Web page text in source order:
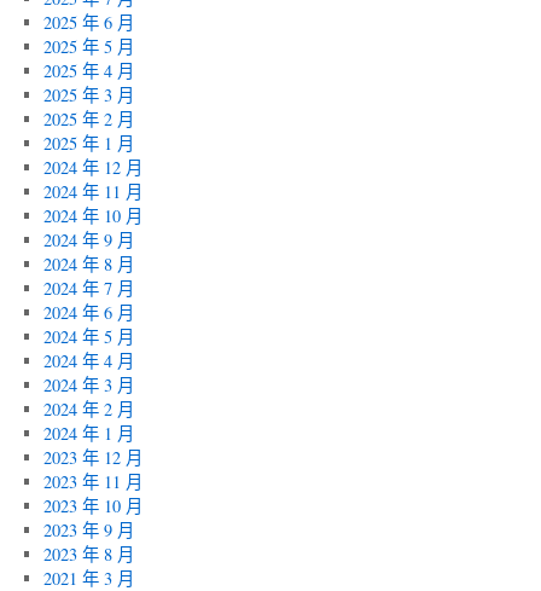
2025 年 6 月
2025 年 5 月
2025 年 4 月
2025 年 3 月
2025 年 2 月
2025 年 1 月
2024 年 12 月
2024 年 11 月
2024 年 10 月
2024 年 9 月
2024 年 8 月
2024 年 7 月
2024 年 6 月
2024 年 5 月
2024 年 4 月
2024 年 3 月
2024 年 2 月
2024 年 1 月
2023 年 12 月
2023 年 11 月
2023 年 10 月
2023 年 9 月
2023 年 8 月
2021 年 3 月